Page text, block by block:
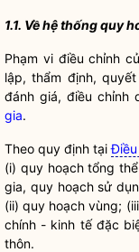
1.1. Về hệ thống quy
Phạm vi điều chỉnh
lập, thẩm định,
đánh giá, điều chỉnh
gia.
Theo quy định tại
(i) quy hoạch tổng thể
gia, quy hoạch sử
(ii) quy hoạch vùng;
chính - kinh tế đặc
thôn.